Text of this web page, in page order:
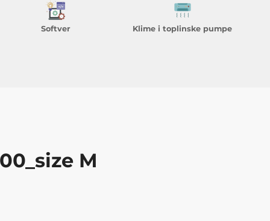
Softver Klime i toplinske pumpe
M